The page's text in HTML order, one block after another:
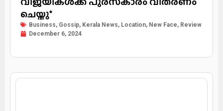
ചെയ്തു*
Business, Gossip, Kerala News, Location, New Face, Review
December 6, 2024